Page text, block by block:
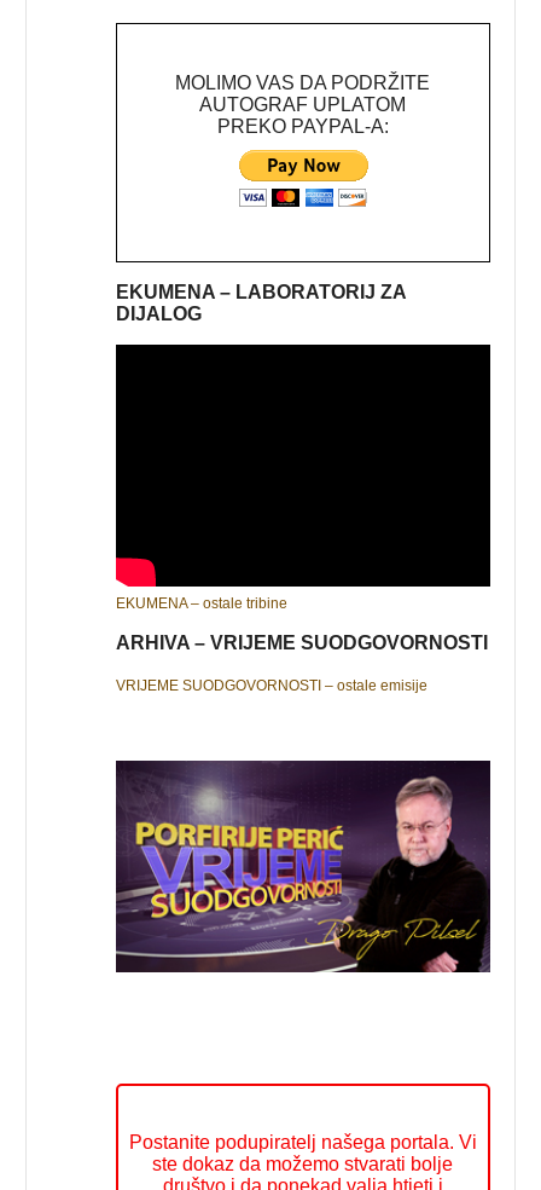
MOLIMO VAS DA PODRŽITE
AUTOGRAF UPLATOM
PREKO PAYPAL-A:
EKUMENA – LABORATORIJ ZA
DIJALOG
EKUMENA – ostale tribine
ARHIVA – VRIJEME SUODGOVORNOSTI
VRIJEME SUODGOVORNOSTI – ostale emisije
Postanite podupiratelj našega portala. Vi
ste dokaz da možemo stvarati bolje
društvo i da ponekad valja htjeti i